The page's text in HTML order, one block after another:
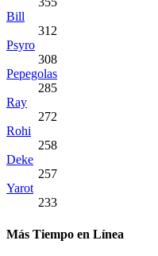
Bill
312
Psyro
308
Pepegolas
285
Ray
272
Rohi
258
Deke
257
Yarot
233
Más Tiempo en Línea